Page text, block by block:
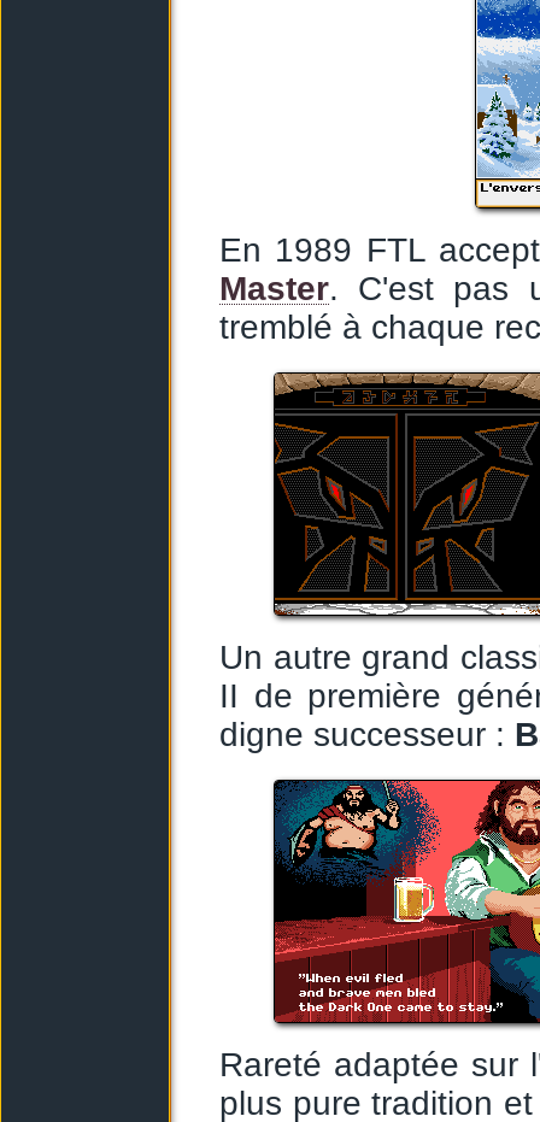
En 1989 FTL
Master. C'est pas
tremblé à chaque
Un autre grand
II de première
digne successeur :
Rareté adaptée sur
plus pure tradition